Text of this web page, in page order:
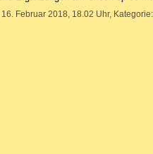
16. Februar 2018, 18.02 Uhr,